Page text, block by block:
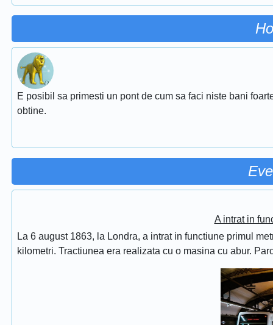
E posibil sa primesti un pont de cum sa faci niste bani
obtine.
A intrat in
La 6 august 1863, la Londra, a intrat in functiune primul
kilometri. Tractiunea era realizata cu o masina cu abur.